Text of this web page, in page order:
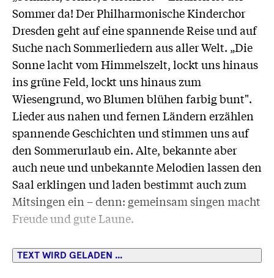
Sommer da! Der Philharmonische Kinderchor
Dresden geht auf eine spannende Reise und auf
Suche nach Sommerliedern aus aller Welt. „Die
Sonne lacht vom Himmelszelt, lockt uns hinaus
ins grüne Feld, lockt uns hinaus zum
Wiesengrund, wo Blumen blühen farbig bunt".
Lieder aus nahen und fernen Ländern erzählen
spannende Geschichten und stimmen uns auf
den Sommerurlaub ein. Alte, bekannte aber
auch neue und unbekannte Melodien lassen den
Saal erklingen und laden bestimmt auch zum
Mitsingen ein – denn: gemeinsam singen macht
Freude und gute Laune.
TEXT WIRD GELADEN ...